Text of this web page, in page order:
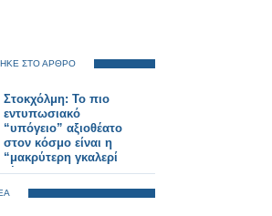
ΣΤΟ ΑΡΘΡΟ
Στοκχόλμη: Το πιο
εντυπωσιακό
“υπόγειο” αξιοθέατο
στον κόσμο είναι η
“μακρύτερη γκαλερί
τέχνης”!